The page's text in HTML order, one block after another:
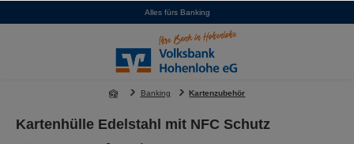
Alles fürs Banking
Banking Kartenzubehör
Kartenhülle Edelstahl mit NFC Schutz